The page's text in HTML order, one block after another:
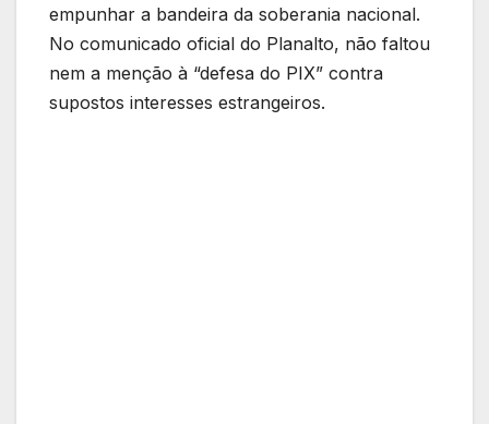
empunhar a bandeira da soberania nacional.
No comunicado oficial do Planalto, não faltou
nem a menção à “defesa do PIX” contra
supostos interesses estrangeiros.